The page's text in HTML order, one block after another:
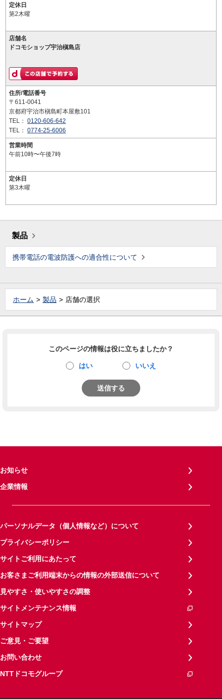
定休日
第2木曜
店舗名
ドコモショップ宇治槇島店
住所/電話番号
〒611-0041
京都府宇治市槇島町本屋敷101
TEL： 0120-606-642
TEL： 0774-25-6006
営業時間
午前10時〜午後7時
定休日
第3木曜
製品
携帯電話の電波防護への適合性について
ホーム 製品 店舗の選択
このページの情報は役に立ちましたか？
はい いいえ
送信する
お知らせ
企業情報
パーソナルデータ（個人情報など）について
プライバシーポリシー
サイトご利用にあたって
お客さまご利用端末からの情報の外部送信について
見やすさ・使いやすさの調整
サイトメンテナンス情報
サイトマップ
ご意見・ご要望
お問い合わせ
NTTドコモグループ